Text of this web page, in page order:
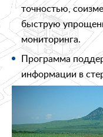
точностью,
быструю
мониторинга.
Программа
информации в